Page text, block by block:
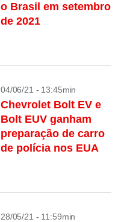
o Brasil em setembro
de 2021
04/06/21 - 13:45min
Chevrolet Bolt EV e
Bolt EUV ganham
preparação de carro
de polícia nos EUA
28/05/21 - 11:59min